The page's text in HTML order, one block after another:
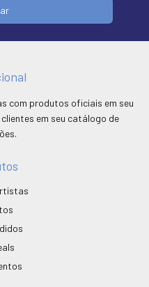
com produtos oficiais em seu
em seu catálogo de